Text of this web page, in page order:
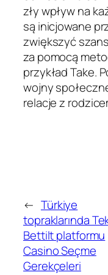
zły wpływ na
są inicjowane
zwiększyć
za pomocą
przykład Take.
wojny
relacje z
← Türkiye
topraklarında
Bettilt platformu
Casino Seçme
Gerekçeleri